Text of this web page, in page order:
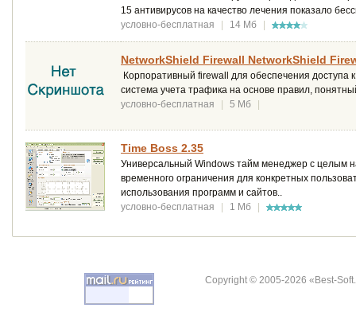
15 антивирусов на качество лечения показало
условно-бесплатная
| 14 Мб |
NetworkShield Firewall NetworkShield
Корпоративный firewall для обеспечения доступа
система учета трафика на основе правил,
условно-бесплатная
| 5 Мб |
Time Boss 2.35
Универсальный Windows тайм менеджер с целым
временного ограничения для конкретных
использования программ и сайтов..
условно-бесплатная
| 1 Мб |
Copyright © 2005-2026 «Best-